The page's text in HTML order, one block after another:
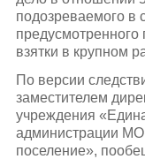
подозреваемого в
предусмотренного
взятки в крупном
По версии
заместителем
учреждения
администрации МО
поселение»,